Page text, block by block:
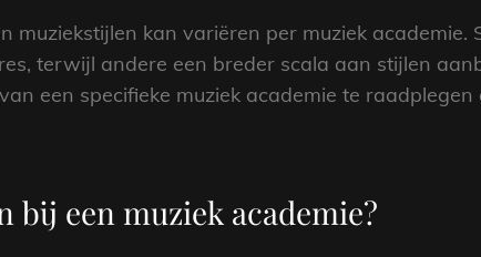
kan variëren per muziek academie.
terwijl andere een breder scala aan stijlen
een specifieke muziek academie te raadplegen
bij een muziek academie?